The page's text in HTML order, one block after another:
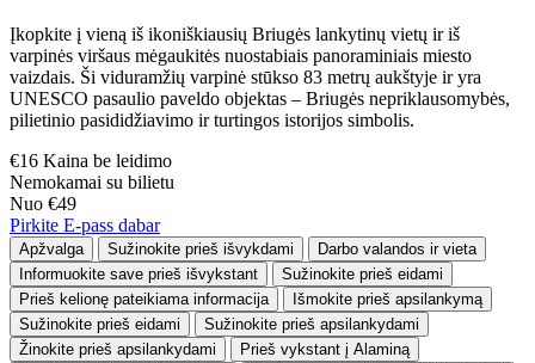
Įkopkite į vieną iš ikoniškiausių Briugės lankytinų vietų ir iš
varpinės viršaus mėgaukitės nuostabiais panoraminiais miesto
vaizdais. Ši viduramžių varpinė stūkso 83 metrų aukštyje ir yra
UNESCO pasaulio paveldo objektas – Briugės nepriklausomybės,
pilietinio pasididžiavimo ir turtingos istorijos simbolis.
€16 Kaina be leidimo
Nemokamai su bilietu
Nuo €49
Pirkite E-pass dabar
Apžvalga Sužinokite prieš išvykdami
Darbo valandos ir vieta
Informuokite save prieš išvykstant
Sužinokite prieš eidami
Prieš kelionę pateikiama informacija
Išmokite prieš apsilankymą
Sužinokite prieš eidami
Sužinokite prieš apsilankydami
Žinokite prieš apsilankydami
Prieš vykstant į Alaminą